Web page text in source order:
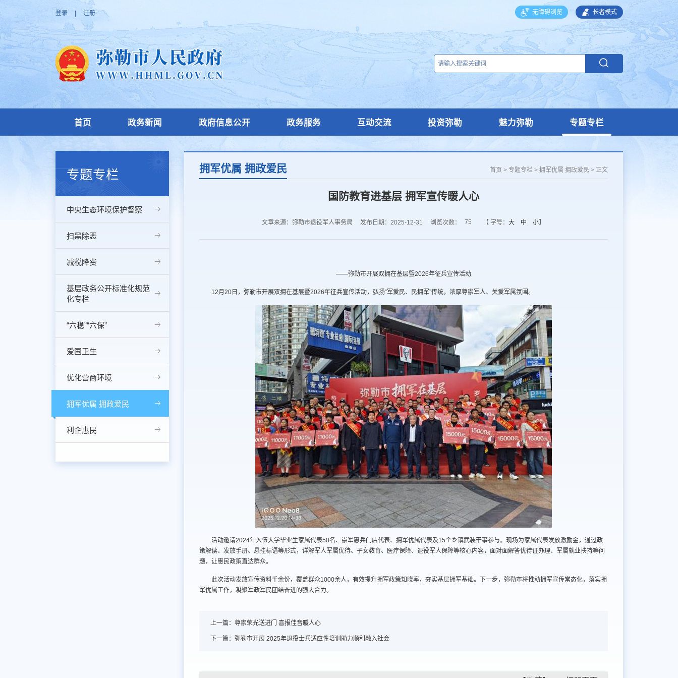
登录 | 注册 无障碍浏览 长者模式
首页 政务新闻 政府信息公开 政务服务 互动交流 投资弥勒 魅力弥勒 专题专栏
专题专栏
中央生态环境保护督察
扫黑除恶
减税降费
基层政务公开标准化规范
化专栏
“六稳”“六保”
爱国卫生
优化营商环境
拥军优属 拥政爱民
利企惠民
拥军优属 拥政爱民 首页 > 专题专栏 > 拥军优属 拥政爱民 > 正文
国防教育进基层 拥军宣传暖人心
文章来源：弥勒市退役军人事务局 发布日期：2025-12-31 浏览次数： 75 【 字号： 大 中 小】
——弥勒市开展双拥在基层暨2026年征兵宣传活动
12月20日，弥勒市开展双拥在基层暨2026年征兵宣传活动，弘扬“军爱民、民拥军”传统，浓厚尊崇军人、关爱军属氛围。
活动邀请2024年入伍大学毕业生家属代表50名、崇军惠兵门店代表、拥军优属代表及15个乡镇武装干事参与。现场为家属代表发放激励金，通过政
策解读、发放手册、悬挂标语等形式，详解军人军属优待、子女教育、医疗保障、退役军人保障等核心内容，面对面解答优待证办理、军属就业扶持等问
题，让惠民政策直达群众。
此次活动发放宣传资料千余份，覆盖群众1000余人，有效提升拥军政策知晓率，夯实基层拥军基础。下一步，弥勒市将推动拥军宣传常态化，落实拥
军优属工作，凝聚军政军民团结奋进的强大合力。
上一篇： 尊崇荣光送进门 喜报佳音暖人心
下一篇： 弥勒市开展 2025年退役士兵适应性培训助力顺利融入社会